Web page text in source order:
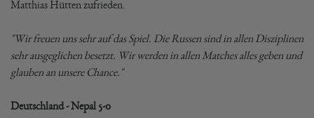
Matthias Hütten zufrieden.
"Wir freuen uns sehr auf das Spiel. Die Russen sind in allen Disziplinen
sehr ausgeglichen besetzt. Wir werden in allen Matches alles geben und
glauben an unsere Chance."
Deutschland - Nepal 5-0